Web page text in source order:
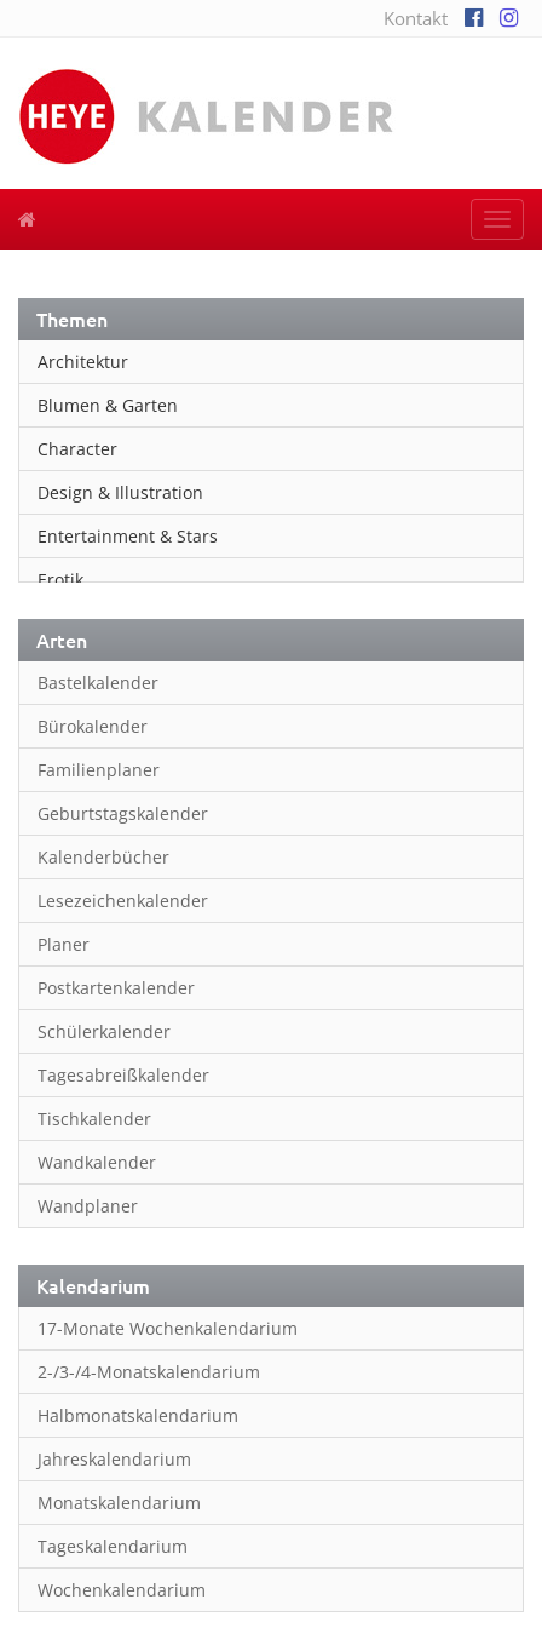
Kontakt
Themen
Architektur
Blumen & Garten
Character
Design & Illustration
Entertainment & Stars
Erotik
Essen & Trinken
Familienplaner
Fantasy
Film
Fotokunst
Frauen
Fußball
Geburtstagskalender
Hobby & Basteln
Humor & Cartoon
Inpiration & Entspannung
Inspiration & Entspannung
Inspiration & Spiritualität
Kinderkalender
Kunst
Länder & Städte
Landschaft & Natur
Lifestyle
Literatur
Manga & Animé
Neutrale Kalender
Partner- & Wandplaner
Planung & Organisation
Arten
Bastelkalender
Bürokalender
Familienplaner
Geburtstagskalender
Kalenderbücher
Lesezeichenkalender
Planer
Postkartenkalender
Schülerkalender
Tagesabreißkalender
Tischkalender
Wandkalender
Wandplaner
Kalendarium
17-Monate Wochenkalendarium
2-/3-/4-Monatskalendarium
Halbmonatskalendarium
Jahreskalendarium
Monatskalendarium
Tageskalendarium
Wochenkalendarium